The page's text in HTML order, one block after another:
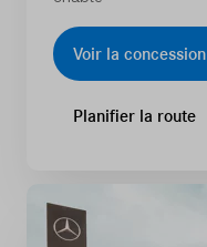
Voir la concession
Planifier la route